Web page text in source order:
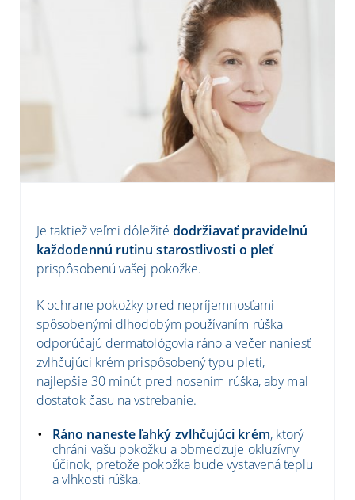
Je taktiež veľmi dôležitédodržiavať pravidelnú
každodennú rutinu starostlivosti o pleť
prispôsobenú vašej pokožke.
K ochrane pokožky pred nepríjemnosťami
spôsobenými dlhodobým používaním rúška
odporúčajú dermatológovia ráno a večer naniesť
zvlhčujúci krém prispôsobený typu pleti,
najlepšie 30 minút pred nosením rúška, aby mal
dostatok času na vstrebanie.
Ráno naneste ľahký zvlhčujúci krém, ktorý
chráni vašu pokožku a obmedzuje okluzívny
účinok, pretože pokožka bude vystavená teplu
a vlhkosti rúška.